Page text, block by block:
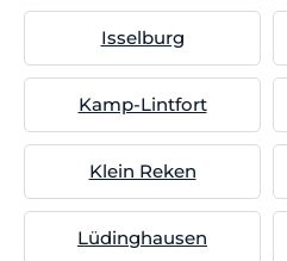
Isselburg
Kamp-Lintfort
Klein Reken
Lüdinghausen